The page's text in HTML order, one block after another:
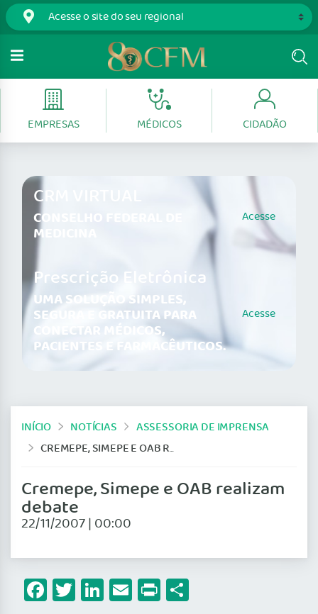
EMPRESAS MÉDICOS CIDADÃO
CRM VIRTUAL
CONSELHO FEDERAL DE
MEDICINA
Acesse
Prescrição Eletrônica
UMA SOLUÇÃO SIMPLES,
SEGURA E GRATUITA PARA
CONECTAR MÉDICOS,
PACIENTES E FARMACÊUTICOS.
Acesse
INÍCIO NOTÍCIAS
ASSESSORIA DE IMPRENSA
CREMEPE, SIMEPE E OAB REALIZAM DEBATE
Cremepe, Simepe e OAB realizam
debate
22/11/2007 | 00:00
Facebook
Twitter
LinkedIn
Email
Print